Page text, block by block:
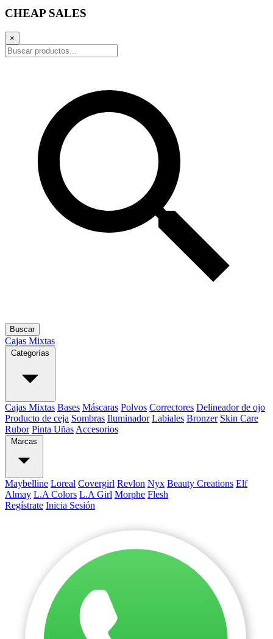
CHEAP SALES
×
Buscar
Cajas Mixtas
Categorías
Cajas Mixtas Bases Máscaras Polvos Correctores Delineador de ojo
Producto de ceja Sombras Iluminador Labiales Bronzer Skin Care
Rubor Pinta Uñas Accesorios
Marcas
Maybelline Loreal Covergirl Revlon Nyx Beauty Creations Elf
Almay L.A Colors L.A Girl Morphe Flesh
Regístrate Inicia Sesión